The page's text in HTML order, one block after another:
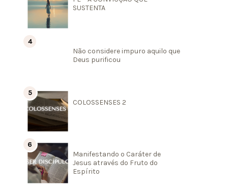
SUSTENTA
Não considere impuro aquilo que
Deus purificou
COLOSSENSES 2
Manifestando o Caráter de
Jesus através do Fruto do
Espírito